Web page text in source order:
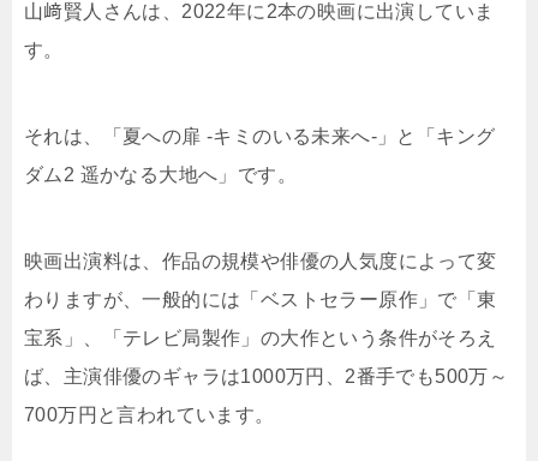
山﨑賢人さんは、2022年に2本の映画に出演していま
す。
それは、「夏への扉 -キミのいる未来へ-」と「キング
ダム2 遥かなる大地へ」です。
映画出演料は、作品の規模や俳優の人気度によって変
わりますが、一般的には「ベストセラー原作」で「東
宝系」、「テレビ局製作」の大作という条件がそろえ
ば、主演俳優のギャラは1000万円、2番手でも500万～
700万円と言われています。